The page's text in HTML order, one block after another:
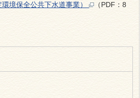
環境保全公共下水道事業）
（PDF：8